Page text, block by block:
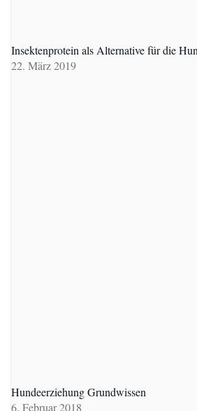
Insektenprotein als Alternative für die
22. März 2019
Hundeerziehung Grundwissen
6. Februar 2018